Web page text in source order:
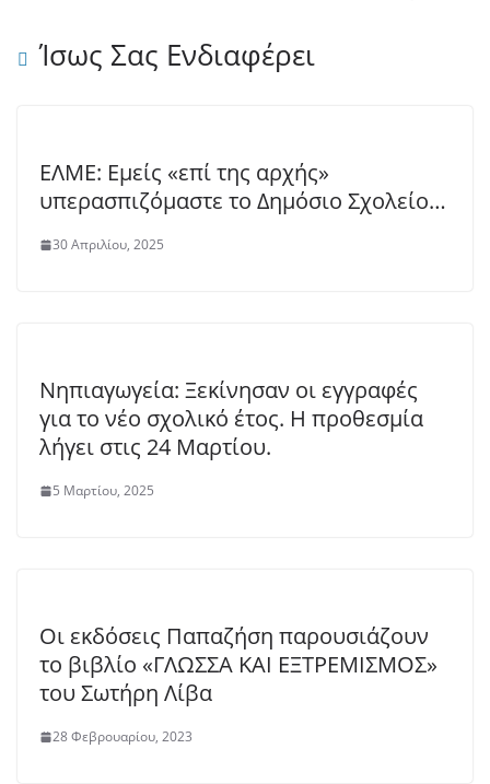
Ίσως Σας Ενδιαφέρει
ΕΛΜΕ: Εμείς «επί της αρχής»
υπερασπιζόμαστε το Δημόσιο Σχολείο…
30 Απριλίου, 2025
Νηπιαγωγεία: Ξεκίνησαν οι εγγραφές
για το νέο σχολικό έτος. Η προθεσμία
λήγει στις 24 Μαρτίου.
5 Μαρτίου, 2025
Οι εκδόσεις Παπαζήση παρουσιάζουν
το βιβλίο «ΓΛΩΣΣΑ ΚΑΙ ΕΞΤΡΕΜΙΣΜΟΣ»
του Σωτήρη Λίβα
28 Φεβρουαρίου, 2023